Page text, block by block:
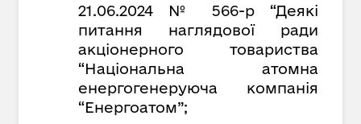
21.06.2024 № 566-р “Деякі
питання наглядової ради
акціонерного товариства
“Національна атомна
енергогенеруюча компанія
“Енергоатом”;